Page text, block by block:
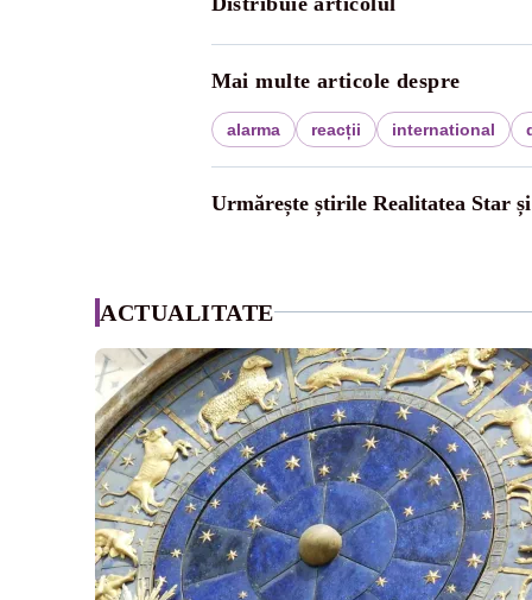
Mai multe articole despre
alarma reacții international
Urmărește știrile Realitatea Star
ACTUALITATE